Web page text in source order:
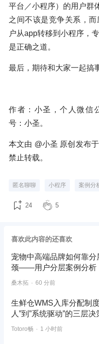
平台／小程序）的用户群
之间不该是竞争关系，
户从app转移到小程序，
是正确之道。
最后，期待和大家一起搞
作者：小圣，个人微信
号：小圣。
本文由 @小圣 原创发布
禁止转载。
匿名聊聊 小程序 案例分
24 5
喜欢此内容的还喜欢
宠物中高端品牌如何靠分
颈——用户分层案例分析
桑木拓 60 分前
生鲜仓WMS入库分配制
人”到”系统驱动”的三层决
Totoro畅 1 小时前